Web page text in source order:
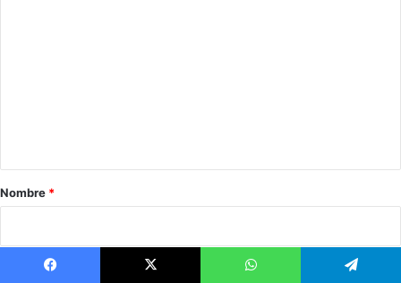
r
Nombre *
Correo electrónico